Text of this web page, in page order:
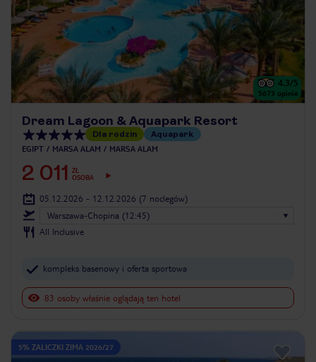
4.3/5
5673 opinie
Dream Lagoon & Aquapark Resort
Dla rodzin Aquapark
EGIPT MARSA ALAM MARSA ALAM
2 011
ZŁ
OSOBA
05.12.2026 - 12.12.2026 (7 noclegów)
Warszawa-Chopina (12:45)
All Inclusive
kompleks basenowy i oferta sportowa
83 osoby właśnie oglądają ten hotel
5% ZALICZKI ZIMA 2026/27